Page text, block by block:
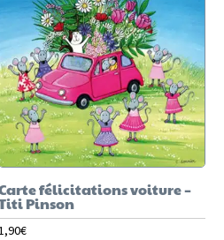
félicitations voiture –
Pinson
€